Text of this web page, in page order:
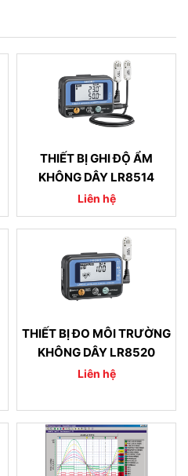
THIẾT BỊ GHI ĐỘ ẨM
KHÔNG DÂY LR8514
Liên hệ
THIẾT BỊ ĐO MÔI TRƯỜNG
KHÔNG DÂY LR8520
Liên hệ